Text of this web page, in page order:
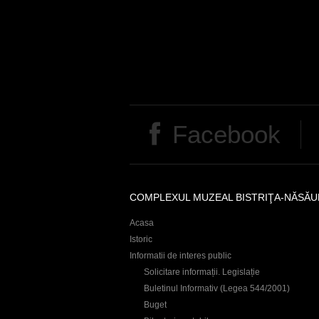
Facebook
COMPLEXUL MUZEAL BISTRIŢA-
Acasa
Istoric
Informatii de interes public
Solicitare informații. Legislație
Buletinul Informativ (Legea 544/2001)
Buget